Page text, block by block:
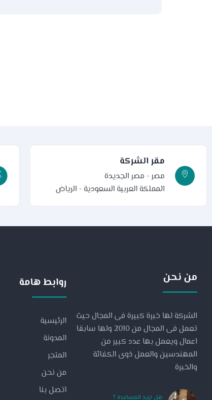
مقر الشركة
مصر - مصر الجديدة
المملكة العربية السعودية - الرياض
من نحن
الشركة لها خبرة كبيرة فى المجال حيث
تعمل فى المجال من 2010 ولها سابقا
اعمال ويعمل بها عدد كبير من
المهندسين والعمل ذوى الكفائة
والخبرة
هل تريد المساعدة ؟
روابط هامة
الرئيسية
المدونة
المتجر
من نحن
اتصل بنا